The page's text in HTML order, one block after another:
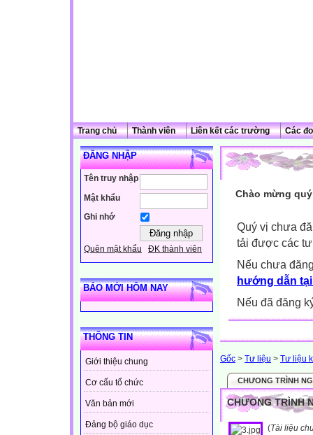
Trang chủ Thành viên Liên kết các trường Các
ĐĂNG NHẬP
Tên truy nhập
Mật khẩu
Ghi nhớ
Quên mật khẩu ĐK thành viên
BÁO MỚI HÔM NAY
THÔNG TIN
Giới thiệu chung
Cơ cấu tổ chức
Văn bản mới
Đảng bộ giáo dục
Chào mừng
Quý vị chưa
tải được các
Nếu chưa
hướng dẫn
Nếu đã đăng
Gốc > Tư liệu > Tư liệu
CHƯONG TRÌNH
CHƯONG TRÌNH
(Tài liệu